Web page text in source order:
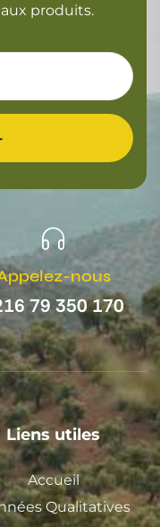
produits.
nous
79 350 170
Liens utiles
Accueil
Qualitatives